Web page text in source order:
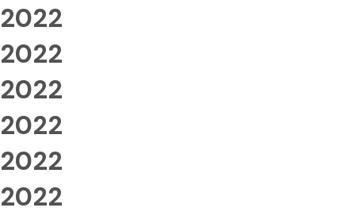
2022
2022
2022
2022
2022
2022